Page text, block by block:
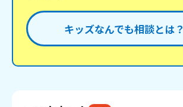
キッズなんでも相談とは？